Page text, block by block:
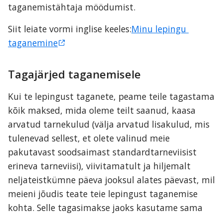
taganemistähtaja möödumist.
Siit leiate vormi inglise keeles:Minu lepingu
taganemine
Tagajärjed taganemisele
Kui te lepingust taganete, peame teile tagastama
kõik maksed, mida oleme teilt saanud, kaasa
arvatud tarnekulud (välja arvatud lisakulud, mis
tulenevad sellest, et olete valinud meie
pakutavast soodsaimast standardtarneviisist
erineva tarneviisi), viivitamatult ja hiljemalt
neljateistkümne päeva jooksul alates päevast, mil
meieni jõudis teate teie lepingust taganemise
kohta. Selle tagasimakse jaoks kasutame sama